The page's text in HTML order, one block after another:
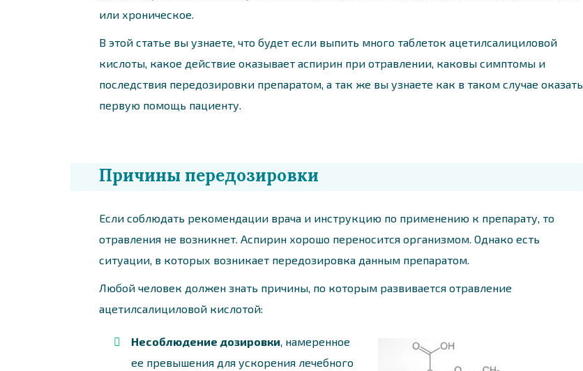
или хроническое.
В этой статье вы узнаете, что будет если выпить много таблеток ацетилсалициловой
кислоты, какое действие оказывает аспирин при отравлении, каковы симптомы и
последствия передозировки препаратом, а так же вы узнаете как в таком случае оказать
первую помощь пациенту.
Причины передозировки
Если соблюдать рекомендации врача и инструкцию по применению к препарату, то
отравления не возникнет. Аспирин хорошо переносится организмом. Однако есть
ситуации, в которых возникает передозировка данным препаратом.
Любой человек должен знать причины, по которым развивается отравление
ацетилсалициловой кислотой:
Несоблюдение дозировки, намеренное
ее превышения для ускорения лечебного